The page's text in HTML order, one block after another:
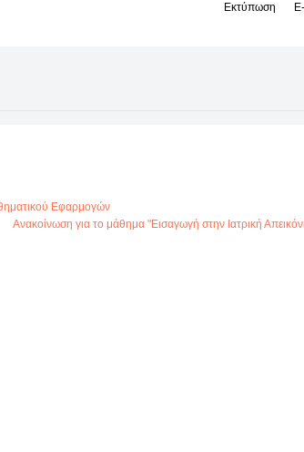
Εκτύπωση
Εφαρμογών
Ανακοίνωση για το μάθημα "Εισαγωγή στην Ιατρική